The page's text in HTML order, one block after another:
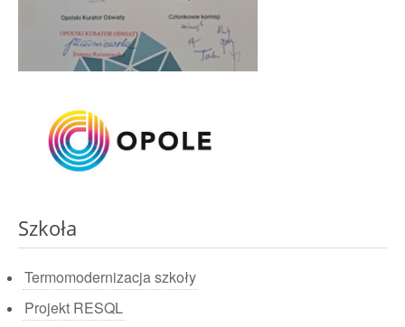
Szkoła
Termomodernizacja szkoły
Projekt RESQL